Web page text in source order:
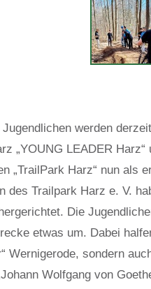
werden
„YOUNG LEADER
„TrailPark Harz“ nun
des Trailpark Harz e. V.
Die
etwas um. Dabei
Wernigerode, sondern
Wolfgang von